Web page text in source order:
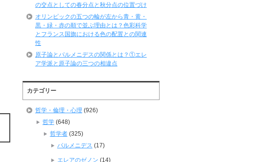
の交点としての春分点と秋分点の位置づけ
オリンピックの五つの輪が左から青・黄・
黒・緑・赤の順で並ぶ理由とは？色彩科学
とフランス国旗における色の配置との関連
性
原子論とパルメニデスの関係とは？①エレ
ア学派と原子論の三つの相違点
カテゴリー
哲学・倫理・心理 (926)
哲学(648)
哲学者(325)
パルメニデス (17)
エレアのゼノン (14)